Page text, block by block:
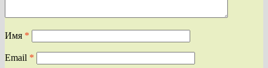
Имя *
Email *